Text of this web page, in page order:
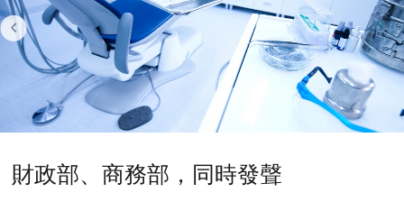
財政部、商務部，同時發聲